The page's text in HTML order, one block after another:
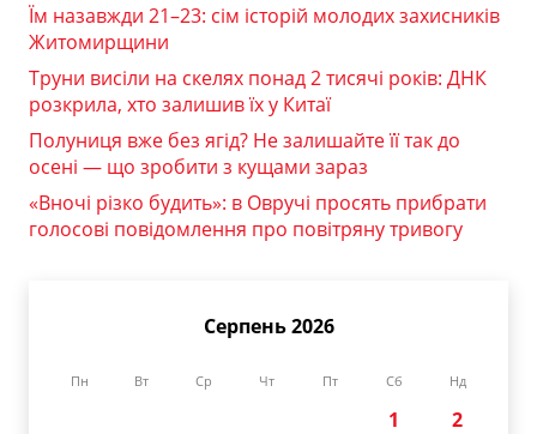
Їм назавжди 21–23: сім історій молодих захисників
Житомирщини
Труни висіли на скелях понад 2 тисячі років: ДНК
розкрила, хто залишив їх у Китаї
Полуниця вже без ягід? Не залишайте її так до
осені — що зробити з кущами зараз
«Вночі різко будить»: в Овручі просять прибрати
голосові повідомлення про повітряну тривогу
Серпень 2026
Пн Вт Ср Чт Пт Сб Нд
1
2